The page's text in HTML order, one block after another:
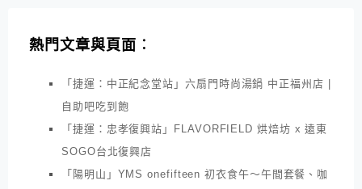
熱門文章與頁面︰
「捷運：中正紀念堂站」六扇門時尚湯鍋 中正福州店 |
自助吧吃到飽
「捷運：忠孝復興站」FLAVORFIELD 烘焙坊 x 遠東
SOGO台北復興店
「陽明山」YMS onefifteen 初衣食午～午間套餐、咖